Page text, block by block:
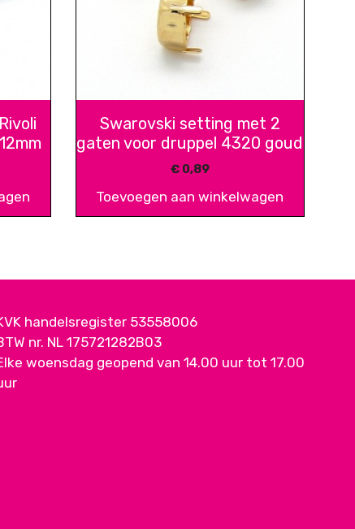
Swarovski setting met 2
gaten voor druppel 4320 goud
€0,89
Toevoegen aan winkelwagen
handelsregister 53558006
nr. NL 175721282B03
woensdag geopend van 14.00 uur tot 17.00